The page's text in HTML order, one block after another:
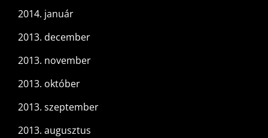
2014. január
2013. december
2013. november
2013. október
2013. szeptember
2013. augusztus